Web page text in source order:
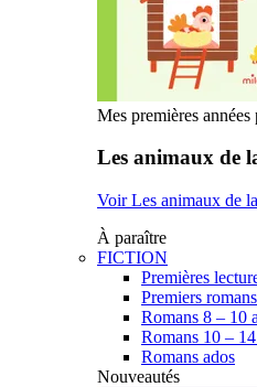
Mes premières années
Les animaux de
Voir Les animaux de
À paraître
FICTION
Premières
Premiers
Romans 8 – 10
Romans 10 –
Romans ados
Nouveautés